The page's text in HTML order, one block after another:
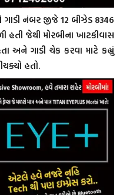
નંબર જીજે 12 બીઝેડ 8346
હતી જેથી મોરબીના ખાટકીવાસ
અને ગાડી ચેક કરવા માટે કહ્યું
હતો.